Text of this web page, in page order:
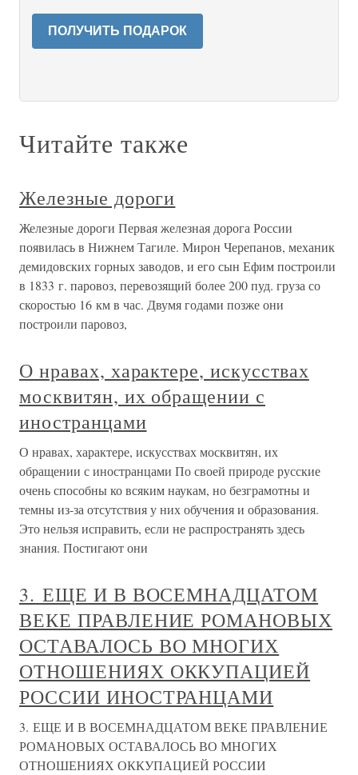
ПОЛУЧИТЬ ПОДАРОК
Читайте также
Железные дороги
Железные дороги Первая железная дорога России
появилась в Нижнем Тагиле. Мирон Черепанов, механик
демидовских горных заводов, и его сын Ефим построили
в 1833 г. паровоз, перевозящий более 200 пуд. груза со
скоростью 16 км в час. Двумя годами позже они
построили паровоз,
О нравах, характере, искусствах
москвитян, их обращении с
иностранцами
О нравах, характере, искусствах москвитян, их
обращении с иностранцами По своей природе русские
очень способны ко всяким наукам, но безграмотны и
темны из-за отсутствия у них обучения и образования.
Это нельзя исправить, если не распространять здесь
знания. Постигают они
3. ЕЩЕ И В ВОСЕМНАДЦАТОМ
ВЕКЕ ПРАВЛЕНИЕ РОМАНОВЫХ
ОСТАВАЛОСЬ ВО МНОГИХ
ОТНОШЕНИЯХ ОККУПАЦИЕЙ
РОССИИ ИНОСТРАНЦАМИ
3. ЕЩЕ И В ВОСЕМНАДЦАТОМ ВЕКЕ ПРАВЛЕНИЕ
РОМАНОВЫХ ОСТАВАЛОСЬ ВО МНОГИХ
ОТНОШЕНИЯХ ОККУПАЦИЕЙ РОССИИ